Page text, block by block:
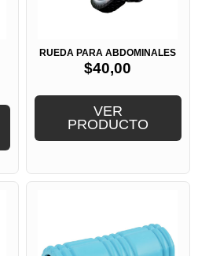
RUEDA PARA ABDOMINALES
$40,00
VER
PRODUCTO